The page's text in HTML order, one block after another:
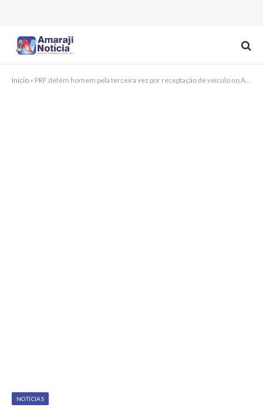
Início » PRF detém homem pela terceira vez por receptação de veículo no Agreste de Pernambuco
NOTÍCIAS